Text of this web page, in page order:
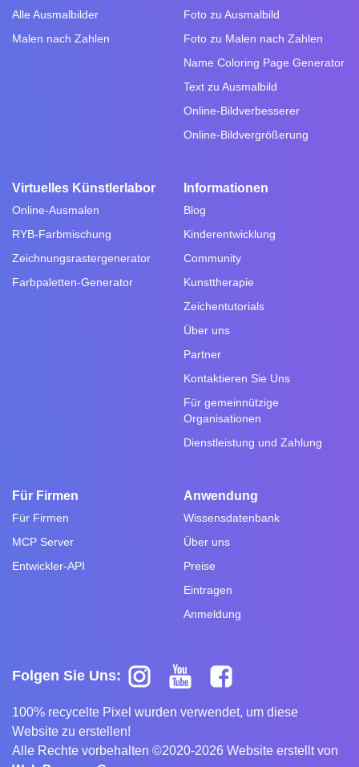
Alle Ausmalbilder
Malen nach Zahlen
Foto zu Ausmalbild
Foto zu Malen nach Zahlen
Name Coloring Page Generator
Text zu Ausmalbild
Online-Bildverbesserer
Online-Bildvergrößerung
Virtuelles Künstlerlabor
Online-Ausmalen
RYB-Farbmischung
Zeichnungsrastergenerator
Farbpaletten-Generator
Informationen
Blog
Kinderentwicklung
Community
Kunsttherapie
Zeichentutorials
Über uns
Partner
Kontaktieren Sie Uns
Für gemeinnützige
Organisationen
Dienstleistung und Zahlung
Für Firmen
Für Firmen
MCP Server
Entwickler-API
Anwendung
Wissensdatenbank
Über uns
Preise
Eintragen
Anmeldung
Folgen Sie Uns:
100% recycelte Pixel wurden verwendet, um diese
Website zu erstellen!
Alle Rechte vorbehalten ©2020-2026 Website erstellt von